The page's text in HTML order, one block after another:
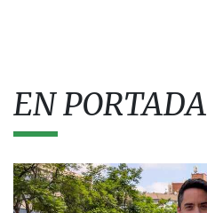
EN PORTADA